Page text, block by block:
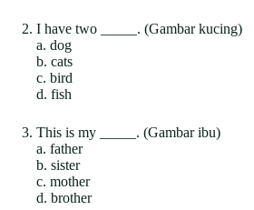
I have two _____. (Gambar kucing)
a. dog
b. cats
c. bird
d. fish
This is my _____. (Gambar ibu)
a. father
b. sister
c. mother
d. brother